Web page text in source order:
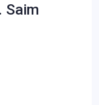
Saim